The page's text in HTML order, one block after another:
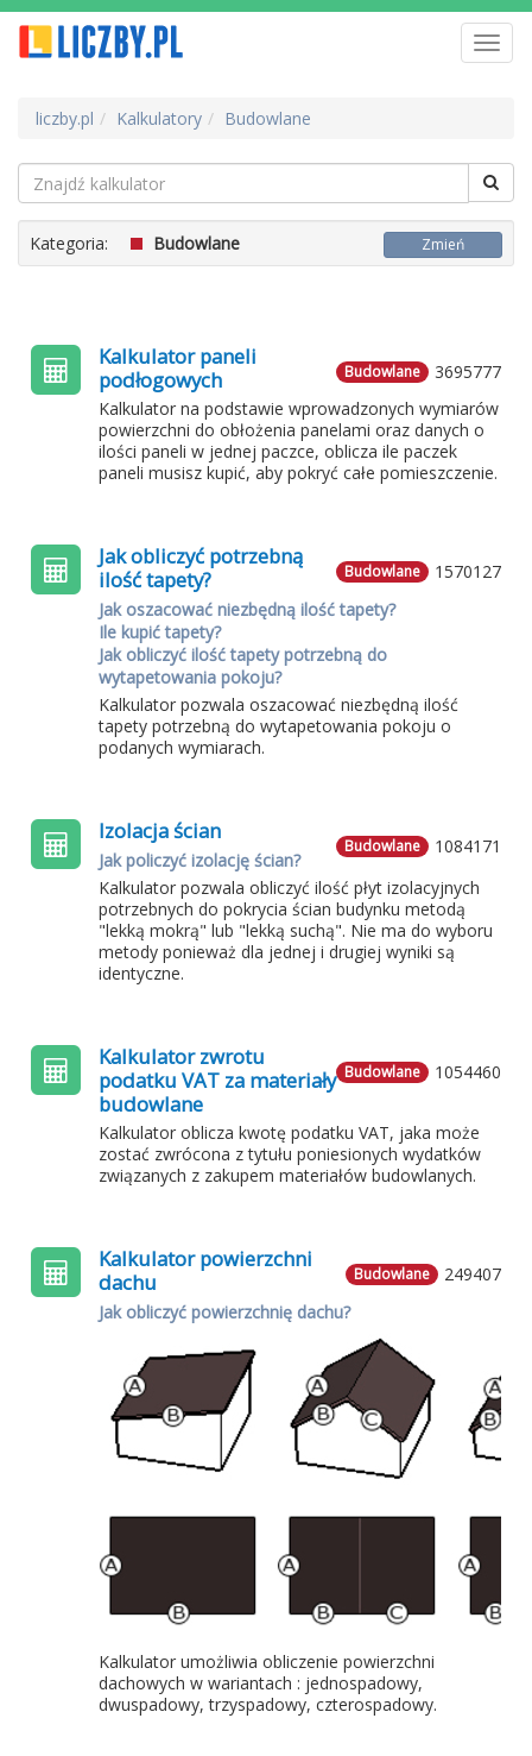
liczby.pl Kalkulatory Budowlane
Kategoria: Budowlane Zmień
3695777
Budowlane
Kalkulator paneli
podłogowych
Kalkulator na podstawie wprowadzonych wymiarów
powierzchni do obłożenia panelami oraz danych o
ilości paneli w jednej paczce, oblicza ile paczek
paneli musisz kupić, aby pokryć całe pomieszczenie.
1570127
Budowlane
Jak obliczyć potrzebną
ilość tapety?
Jak oszacować niezbędną ilość tapety?
Ile kupić tapety?
Jak obliczyć ilość tapety potrzebną do
wytapetowania pokoju?
Kalkulator pozwala oszacować niezbędną ilość
tapety potrzebną do wytapetowania pokoju o
podanych wymiarach.
1084171
Budowlane
Izolacja ścian
Jak policzyć izolację ścian?
Kalkulator pozwala obliczyć ilość płyt izolacyjnych
potrzebnych do pokrycia ścian budynku metodą
"lekką mokrą" lub "lekką suchą". Nie ma do wyboru
metody ponieważ dla jednej i drugiej wyniki są
identyczne.
1054460
Budowlane
Kalkulator zwrotu
podatku VAT za materiały
budowlane
Kalkulator oblicza kwotę podatku VAT, jaka może
zostać zwrócona z tytułu poniesionych wydatków
związanych z zakupem materiałów budowlanych.
249407
Budowlane
Kalkulator powierzchni
dachu
Jak obliczyć powierzchnię dachu?
Kalkulator umożliwia obliczenie powierzchni
dachowych w wariantach : jednospadowy,
dwuspadowy, trzyspadowy, czterospadowy.